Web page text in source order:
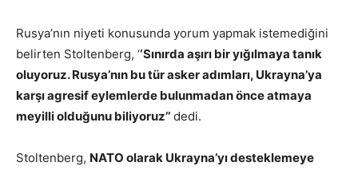
Rusya’nın niyeti konusunda yorum yapmak istemediğini
belirten Stoltenberg, ‘‘Sınırda aşırı bir yığılmaya tanık
oluyoruz. Rusya’nın bu tür asker adımları, Ukrayna’ya
karşı agresif eylemlerde bulunmadan önce atmaya
meyilli olduğunu biliyoruz’’ dedi.
Stoltenberg, NATO olarak Ukrayna’yı desteklemeye